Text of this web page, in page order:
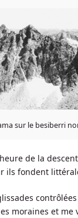
sur le besiberri
de la
ils fondent
moraines et me